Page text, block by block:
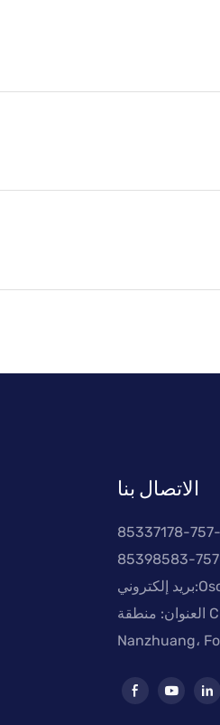
الاتصال بنا
بريد إلكتروني:
العنوان: منطقة Cunwei للتنمية، مدينة